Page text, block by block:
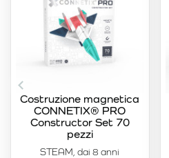
STEAM, dai 8 anni
Costruzione magnetica
CONNETIX® PRO
Constructor Set 70
pezzi